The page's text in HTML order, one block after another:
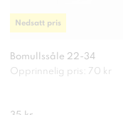
Bomullssåle 22-34
Opprinnelig pris: 70 kr
Nedsatt pris